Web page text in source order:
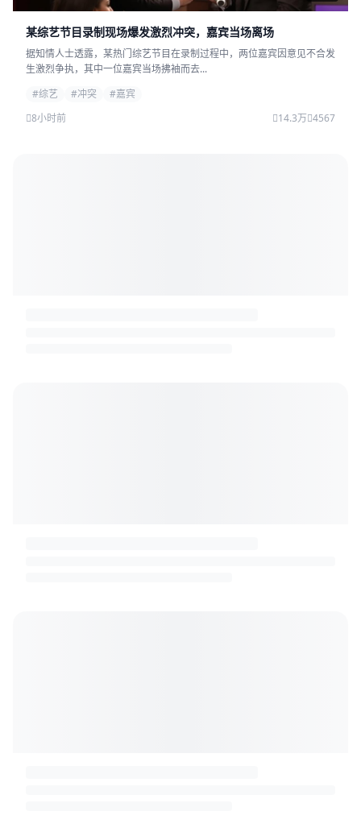
某综艺节目录制现场爆发激烈冲突，嘉宾当场离场
据知情人士透露，某热门综艺节目在录制过程中，两位嘉宾因意见不合发
生激烈争执，其中一位嘉宾当场拂袖而去...
#综艺
#冲突
#嘉宾
8小时前
14.3万 4567